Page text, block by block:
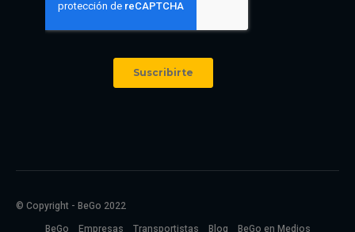
© Copyright - BeGo 2022
BeGo
Empresas Transportistas Blog BeGo en Medios